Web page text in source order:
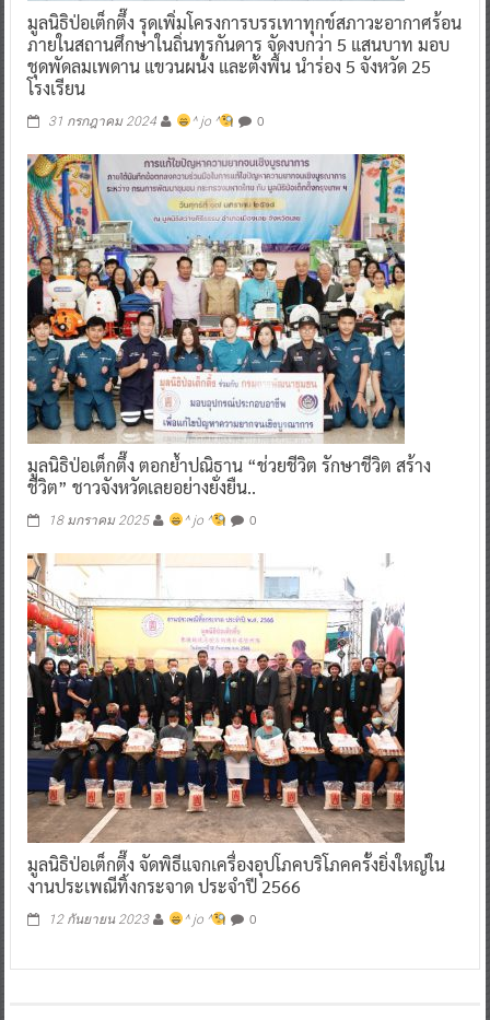
มูลนิธิป่อเต็กตึ๊ง รุดเพิ่มโครงการบรรเทาทุกข์สภาวะอากาศร้อน
ภายในสถานศึกษาในถิ่นทุรกันดาร จัดงบกว่า 5 แสนบาท มอบ
ชุดพัดลมเพดาน แขวนผนัง และตั้งพื้น นำร่อง 5 จังหวัด 25
โรงเรียน
31 กรกฎาคม 2024 ^ jo ^ 0
มูลนิธิป่อเต็กตึ๊ง ตอกย้ำปณิธาน “ช่วยชีวิต รักษาชีวิต สร้าง
ชีวิต” ชาวจังหวัดเลยอย่างยั่งยืน..
18 มกราคม 2025 ^ jo ^ 0
มูลนิธิป่อเต็กตึ๊ง จัดพิธีแจกเครื่องอุปโภคบริโภคครั้งยิ่งใหญ่ใน
งานประเพณีทิ้งกระจาด ประจำปี 2566
12 กันยายน 2023 ^ jo ^ 0